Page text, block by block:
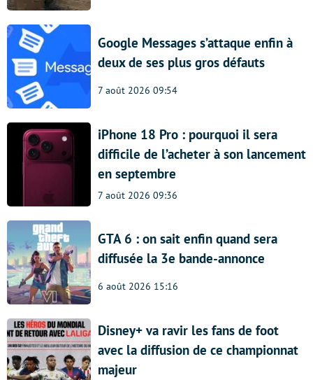
Google Messages s’attaque enfin à
deux de ses plus gros défauts
7 août 2026 09:54
iPhone 18 Pro : pourquoi il sera
difficile de l’acheter à son lancement
en septembre
7 août 2026 09:36
GTA 6 : on sait enfin quand sera
diffusée la 3e bande-annonce
6 août 2026 15:16
Disney+ va ravir les fans de foot
avec la diffusion de ce championnat
majeur